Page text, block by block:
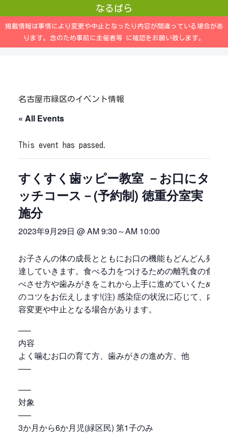
なるぱら
掲載情報は事情により変更や中止となったり内容が間違っている場合があ
ります。念のため事前に主催者等 に確認をお願い致します。
名古屋市緑区のイベント情報
« All Events
This event has passed.
すくすく歯ッピー教室 －お口にタ
ッチコース－(予約制) 徳重分室実
施分
2023年9月29日 @ AM 9:30～AM 10:00
お子さんの体の成長とともにお口の機能もどんどん発
達していきます。食べる力をつけるための離乳食の食
べさせ方や歯みがきをこれから上手に進めていくため
のコツをお伝えします!(注) 感染症の状況に応じて、内
容変更や中止となる場合があります。
—–
内容
よく噛むお口の育て方、歯みがきの進め方、他
—–
—–
対象
—–
3か月から6か月児(緑区民) 第1子のみ